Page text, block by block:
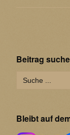
Beitrag
for:
Bleibt auf